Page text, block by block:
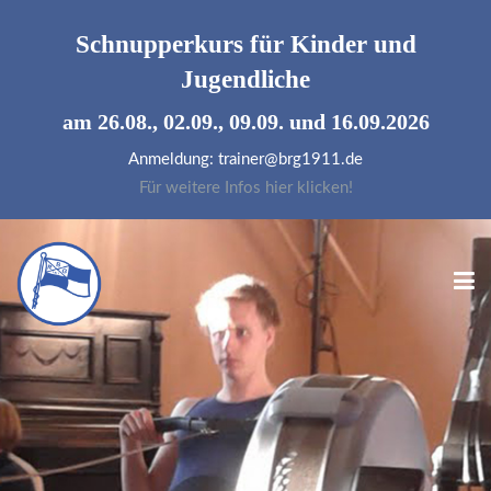
Schnupperkurs für Kinder und
Jugendliche
am 26.08., 02.09., 09.09. und 16.09.2026
Anmeldung: trainer@brg1911.de
Für weitere Infos hier klicken!